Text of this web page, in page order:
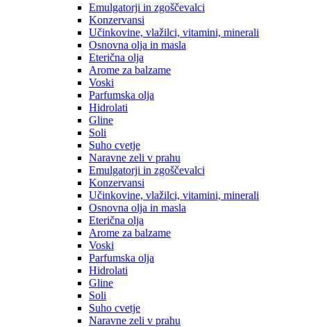
Emulgatorji in zgoščevalci
Konzervansi
Učinkovine, vlažilci, vitamini, minerali
Osnovna olja in masla
Eterična olja
Arome za balzame
Voski
Parfumska olja
Hidrolati
Gline
Soli
Suho cvetje
Naravne zeli v prahu
Emulgatorji in zgoščevalci
Konzervansi
Učinkovine, vlažilci, vitamini, minerali
Osnovna olja in masla
Eterična olja
Arome za balzame
Voski
Parfumska olja
Hidrolati
Gline
Soli
Suho cvetje
Naravne zeli v prahu